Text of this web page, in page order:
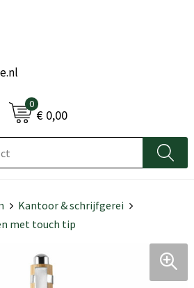
0
€ 0,00
Kantoor & schrijfgerei
met touch tip